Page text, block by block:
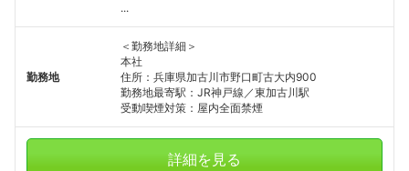
...
勤務地
＜勤務地詳細＞
本社
住所：兵庫県加古川市野口町古大内900
勤務地最寄駅：JR神戸線／東加古川駅
受動喫煙対策：屋内全面禁煙
詳細を見る